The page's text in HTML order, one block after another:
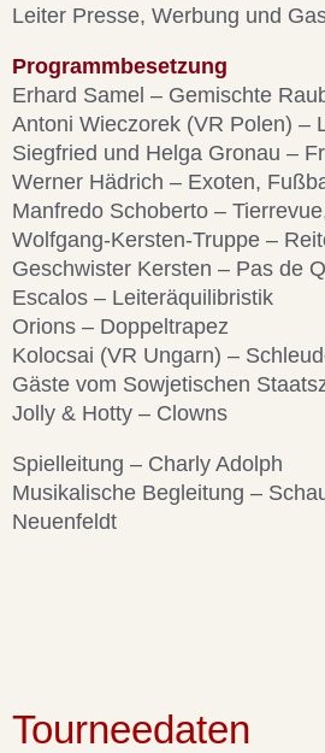
Leiter Presse, Werbung und
Programmbesetzung
Erhard Samel – Gemischte
Antoni Wieczorek (VR Polen) –
Siegfried und Helga Gronau –
Werner Hädrich – Exoten,
Manfredo Schoberto –
Wolfgang-Kersten-Truppe –
Geschwister Kersten – Pas de
Escalos – Leiteräquilibristik
Orions – Doppeltrapez
Kolocsai (VR Ungarn) –
Gäste vom Sowjetischen
Jolly & Hotty – Clowns
Spielleitung – Charly Adolph
Musikalische Begleitung –
Neuenfeldt
Tourneedaten